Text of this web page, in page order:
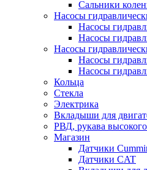
Сальники
Насосы
Насосы
Насосы
Насосы
Насосы
Насосы
Кольца
Стекла
Электрика
Вкладыши для
РВД, рукава
Магазин
Датчики
Датчики CAT